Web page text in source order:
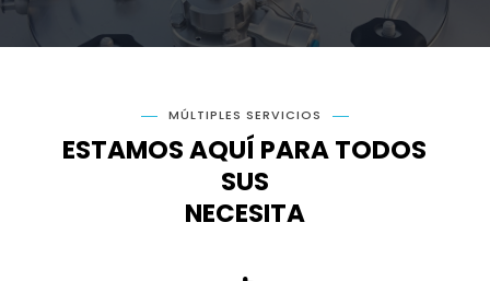
MÚLTIPLES SERVICIOS
ESTAMOS AQUÍ PARA TODOS
SUS
NECESITA